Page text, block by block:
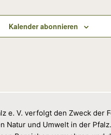
Kalender abonnieren
e. V. verfolgt den Zweck der
Natur und Umwelt in der Pfalz.